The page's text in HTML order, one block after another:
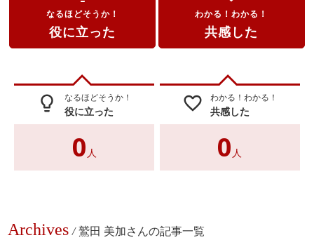
なるほどそうか！
役に立った
わかる！わかる！
共感した
lightbulb_outline なるほどそうか！
役に立った
0 人
favorite_border わかる！わかる！
共感した
0 人
Archives / 鷲田 美加さんの記事一覧